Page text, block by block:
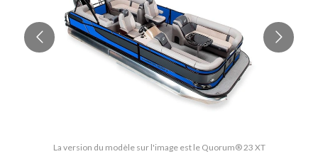
La version du modèle sur l'image est le Quorum® 23 XT